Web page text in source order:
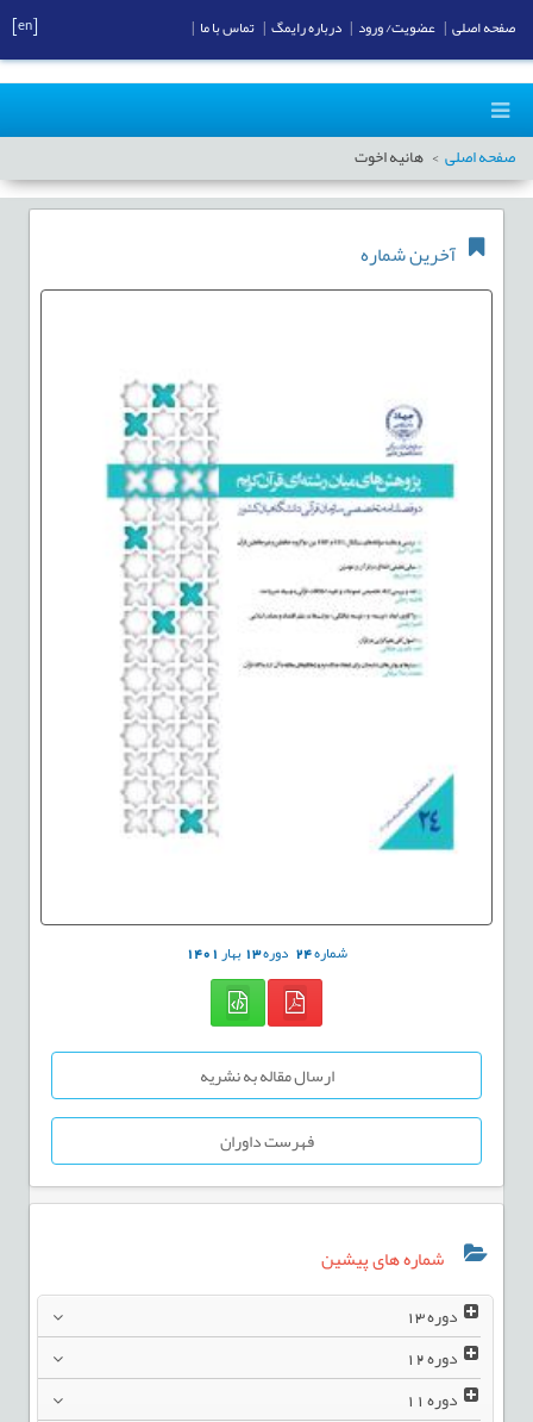
صفحه اصلی هانیه اخوت
آخرین شماره
شماره24 دوره13بهار1401
ارسال مقاله به نشریه
فهرست داوران
شماره های پیشین
دوره13
دوره12
دوره11
صفحه اصلی عضویت/ ورود درباره رایمگ تماس با ما